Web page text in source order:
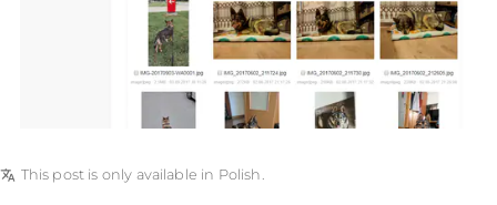
translate This post is only available in Polish.